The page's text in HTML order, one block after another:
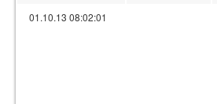
01.10.13 08:02:01